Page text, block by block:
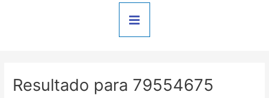
Resultado para 79554675
entradas